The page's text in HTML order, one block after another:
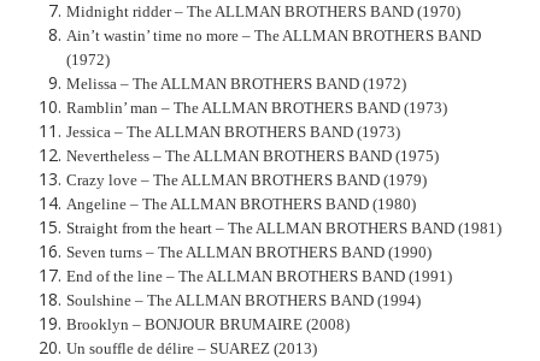
Midnight ridder – The ALLMAN BROTHERS BAND (1970)
Ain’t wastin’ time no more – The ALLMAN BROTHERS BAND
(1972)
Melissa – The ALLMAN BROTHERS BAND (1972)
Ramblin’ man – The ALLMAN BROTHERS BAND (1973)
Jessica – The ALLMAN BROTHERS BAND (1973)
Nevertheless – The ALLMAN BROTHERS BAND (1975)
Crazy love – The ALLMAN BROTHERS BAND (1979)
Angeline – The ALLMAN BROTHERS BAND (1980)
Straight from the heart – The ALLMAN BROTHERS BAND (1981)
Seven turns – The ALLMAN BROTHERS BAND (1990)
End of the line – The ALLMAN BROTHERS BAND (1991)
Soulshine – The ALLMAN BROTHERS BAND (1994)
Brooklyn – BONJOUR BRUMAIRE (2008)
Un souffle de délire – SUAREZ (2013)